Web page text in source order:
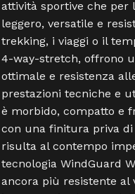
attività sportive che per
leggero, versatile e
trekking, i viaggi o il
4-way-stretch, offrono
ottimale e resistenza
prestazioni tecniche e
è morbido, compatto e
con una finitura priva
risulta al contempo
tecnologia WindGuard
ancora più resistente al